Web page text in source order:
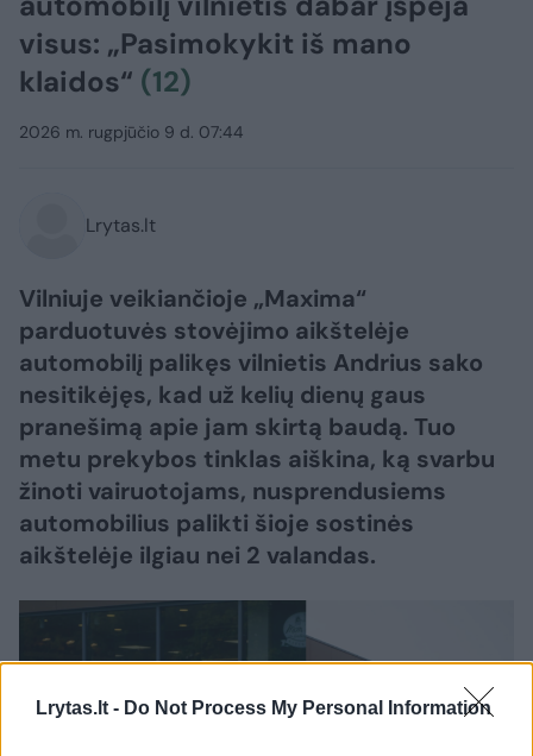
Lrytas.lt - Do Not Process My Personal Information
visus: „Pasimokykit iš mano
klaidos“ (12)
2026 m. rugpjūčio 9 d. 07:44
Lrytas.lt
Vilniuje veikiančioje „Maxima“
parduotuvės stovėjimo aikštelėje
automobilį palikęs vilnietis Andrius sako
nesitikėjęs, kad už kelių dienų gaus
pranešimą apie jam skirtą baudą. Tuo
metu prekybos tinklas aiškina, ką svarbu
žinoti vairuotojams, nusprendusiems
automobilius palikti šioje sostinės
aikštelėje ilgiau nei 2 valandas.